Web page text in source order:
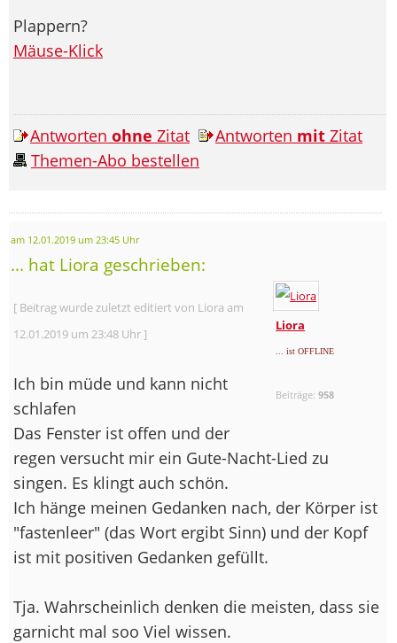
Plappern?
Mäuse-Klick
Antworten ohne Zitat Antworten mit Zitat
Themen-Abo bestellen
am 12.01.2019 um 23:45 Uhr
... hat Liora geschrieben:
Liora
... ist OFFLINE
Beiträge:958
[ Beitrag wurde zuletzt editiert von Liora am
12.01.2019 um 23:48 Uhr ]
Ich bin müde und kann nicht
schlafen
Das Fenster ist offen und der
regen versucht mir ein Gute-Nacht-Lied zu
singen. Es klingt auch schön.
Ich hänge meinen Gedanken nach, der Körper ist
"fastenleer" (das Wort ergibt Sinn) und der Kopf
ist mit positiven Gedanken gefüllt.
Tja. Wahrscheinlich denken die meisten, dass sie
garnicht mal soo Viel wissen.